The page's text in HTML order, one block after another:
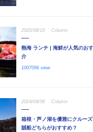
2020/08/19 Column
熱海 ランチ | 海鮮が人気のお
介
1007096 view
2024/04/08 Column
箱根・芦ノ湖を優雅にクルー
賊船どちらがおすすめ？